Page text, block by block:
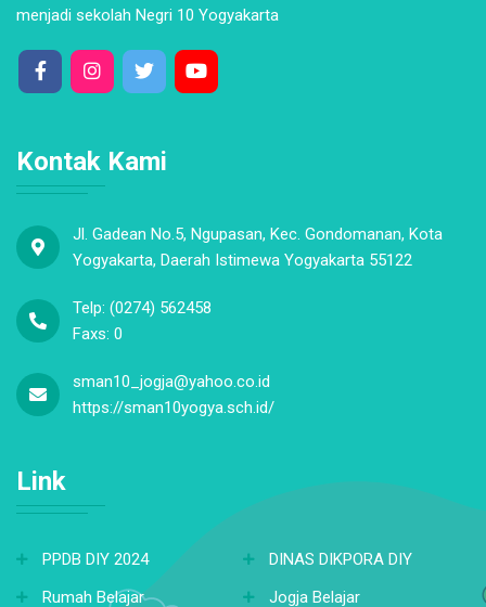
menjadi sekolah Negri 10 Yogyakarta
Kontak Kami
Jl. Gadean No.5, Ngupasan, Kec. Gondomanan, Kota
Yogyakarta, Daerah Istimewa Yogyakarta 55122
Telp: (0274) 562458
Faxs: 0
sman10_jogja@yahoo.co.id
https://sman10yogya.sch.id/
Link
PPDB DIY 2024
DINAS DIKPORA DIY
Rumah Belajar
Jogja Belajar